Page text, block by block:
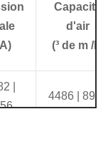
)
Capacité
d'air
(³ de m /h)
|
4486 | 8971